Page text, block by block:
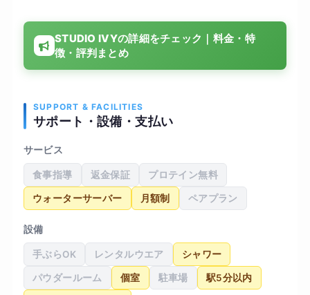
締まりを実感できました。ぜひまた伺いたいで
す。全ての店舗でレッスンが受けられるので、い
つも通う店舗で予約が取れなくても他の店舗で予
約が取れることも便利です。
STUDIO IVYの詳細をチェック｜料金・特
徴・評判まとめ
SUPPORT & FACILITIES
サポート・設備・支払い
サービス
食事指導 返金保証 プロテイン無料
ウォーターサーバー 月額制 ペアプラン
設備
手ぶらOK レンタルウエア シャワー
パウダールーム 個室 駐車場 駅5分以内